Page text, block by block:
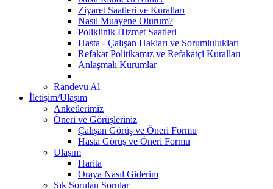
Ziyaret Saatleri ve Kuralları
Nasıl Muayene Olurum?
Poliklinik Hizmet Saatleri
Hasta - Çalışan Hakları ve Sorumlulukları
Refakat Politikamız ve Refakatçi Kuralları
Anlaşmalı Kurumlar
Randevu Al
İletişim/Ulaşım
Anketlerimiz
Öneri ve Görüşleriniz
Çalışan Görüş ve Öneri Formu
Hasta Görüş ve Öneri Formu
Ulaşım
Harita
Oraya Nasıl Giderim
Sık Sorulan Sorular